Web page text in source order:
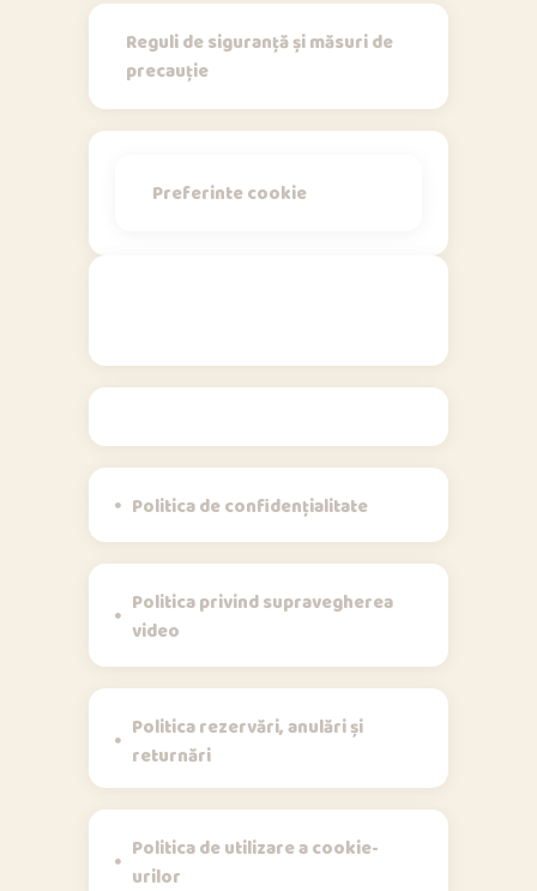
Reguli de siguranță și măsuri de
precauție
Preferinte cookie
Politica de confidențialitate
Politica privind supravegherea
video
Politica rezervări, anulări și
returnări
Politica de utilizare a cookie-
urilor